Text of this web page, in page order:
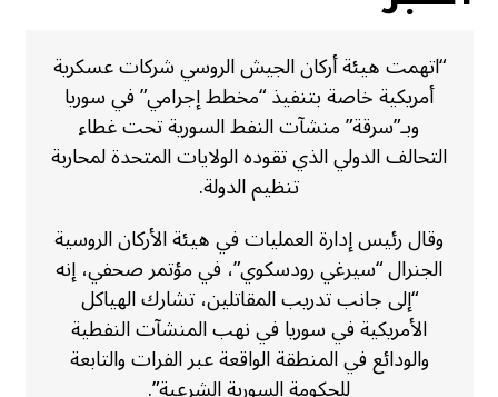
“اتهمت هيئة أركان الجيش الروسي شركات عسكرية
أمريكية خاصة بتنفيذ “مخطط إجرامي” في سوريا
وبـ”سرقة” منشآت النفط السورية تحت غطاء
التحالف الدولي الذي تقوده الولايات المتحدة لمحاربة
تنظيم الدولة.
وقال رئيس إدارة العمليات في هيئة الأركان الروسية
الجنرال “سيرغي رودسكوي”، في مؤتمر صحفي، إنه
“إلى جانب تدريب المقاتلين، تشارك الهياكل
الأمريكية في سوريا في نهب المنشآت النفطية
والودائع في المنطقة الواقعة عبر الفرات والتابعة